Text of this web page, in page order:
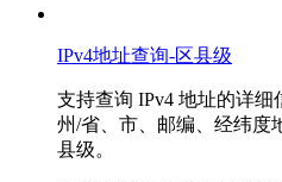
IPv4地址查询-区县级
支持查询 IPv4 地址的详细
州/省、市、邮编、经纬度
县级。